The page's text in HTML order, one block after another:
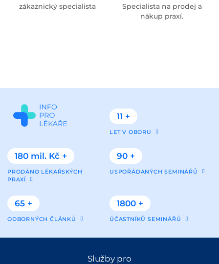
zákaznický specialista
Specialista na prodej a
nákup praxí.
11 +
LET V OBORU
180 mil. Kč +
PRODÁNO LÉKAŘSKÝCH
PRAXÍ
90 +
USPOŘÁDANÝCH SEMINÁŘŮ
65 +
ODBORNÝCH ČLÁNKŮ
1800 +
ÚČASTNÍKŮ SEMINÁŘŮ
Služby pro